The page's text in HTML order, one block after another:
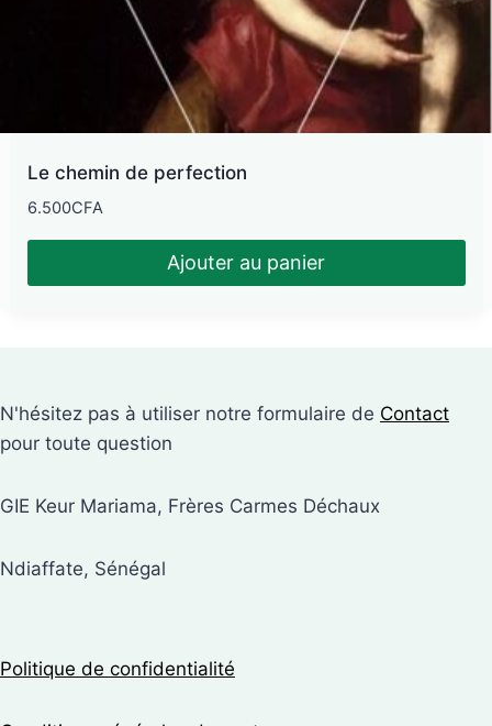
Le chemin de perfection
6.500CFA
Ajouter au panier
N'hésitez pas à utiliser notre formulaire de Contact
pour toute question
GIE Keur Mariama, Frères Carmes Déchaux
Ndiaffate, Sénégal
Politique de confidentialité